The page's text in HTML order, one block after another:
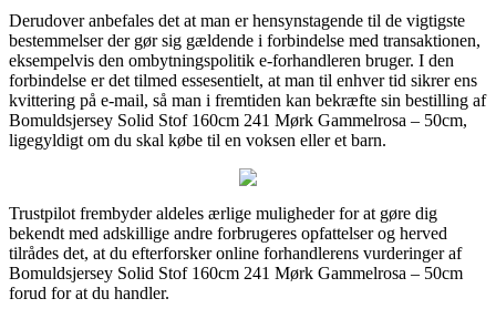
Derudover anbefales det at man er hensynstagende til de vigtigste
bestemmelser der gør sig gældende i forbindelse med transaktionen,
eksempelvis den ombytningspolitik e-forhandleren bruger. I den
forbindelse er det tilmed essesentielt, at man til enhver tid sikrer ens
kvittering på e-mail, så man i fremtiden kan bekræfte sin bestilling af
Bomuldsjersey Solid Stof 160cm 241 Mørk Gammelrosa – 50cm,
ligegyldigt om du skal købe til en voksen eller et barn.
Trustpilot frembyder aldeles ærlige muligheder for at gøre dig
bekendt med adskillige andre forbrugeres opfattelser og herved
tilrådes det, at du efterforsker online forhandlerens vurderinger af
Bomuldsjersey Solid Stof 160cm 241 Mørk Gammelrosa – 50cm
forud for at du handler.